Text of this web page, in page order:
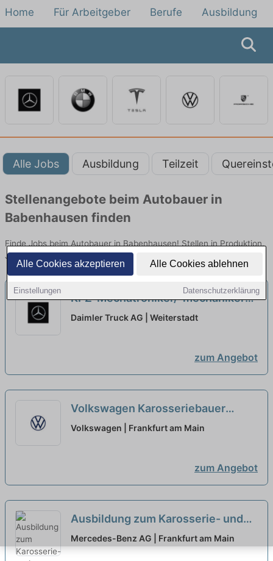
Alle Cookies akzeptieren Alle Cookies ablehnen
Einstellungen Datenschutzerklärung
Home Für Arbeitgeber Berufe Ausbildung
Alle Jobs Ausbildung Teilzeit
Stellenangebote beim Autobauer in
Babenhausen finden
Finde Jobs beim Autobauer in Babenhausen! Stellen in Produktion.
Jetzt bewerben!
KFZ-Mechatroniker/-mechaniker
NFZ (m/w/d), bei der Daimler Truck
Daimler Truck AG | Weiterstadt
zum Angebot
Volkswagen Karosseriebauer
(m/w/d) neu
Volkswagen | Frankfurt am Main
zum Angebot
Ausbildung zum Karosserie- und
Fahrzeugbaumechaniker (w/m/d)
Fachrichtung
Mercedes-Benz AG | Frankfurt am Main